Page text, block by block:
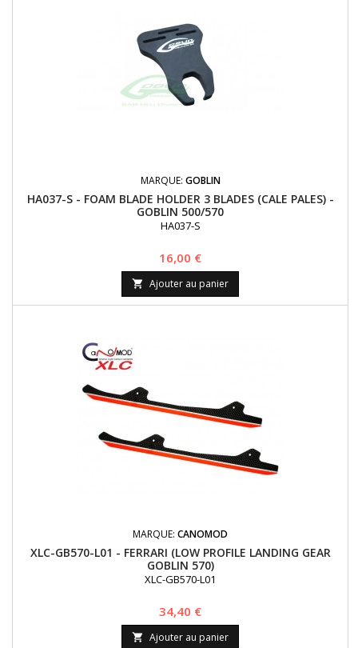
MARQUE: GOBLIN
HA037-S - FOAM BLADE HOLDER 3 BLADES (CALE PALES) -
GOBLIN 500/570
HA037-S
Prix
16,00 €
 Ajouter au panier
MARQUE: CANOMOD
XLC-GB570-L01 - FERRARI (LOW PROFILE LANDING GEAR
GOBLIN 570)
XLC-GB570-L01
Prix
34,40 €
 Ajouter au panier